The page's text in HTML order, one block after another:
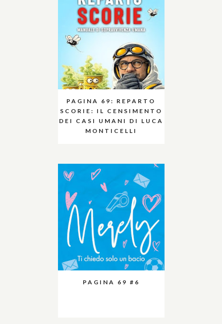
PAGINA 69: REPARTO
SCORIE: IL CENSIMENTO
DEI CASI UMANI DI LUCA
MONTICELLI
PAGINA 69 #6